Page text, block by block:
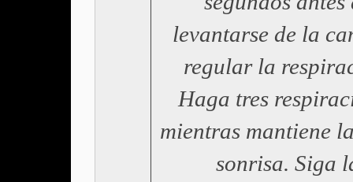
levantarse de la
regular la
Haga tres
mientras mantiene
sonrisa. Siga